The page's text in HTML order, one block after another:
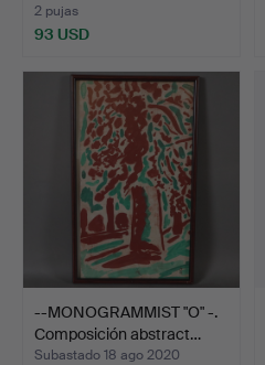
2 pujas
93 USD
--MONOGRAMMIST "O" -.
Composición abstract…
Subastado 18 ago 2020